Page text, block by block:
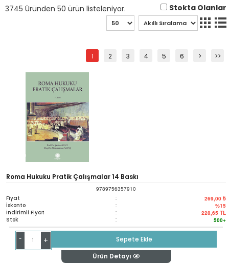
3745 Üründen 50 ürün listeleniyor. Stokta Olanlar
1 2 3 4 5 6 > >>
Roma Hukuku Pratik Çalışmalar 14 Baskı
9789756357910
Fiyat : 269,00 ₺
İskonto : %15
İndirimli Fiyat : 228,65 TL
Stok : 500+
- +
Sepete Ekle
Ürün Detayı